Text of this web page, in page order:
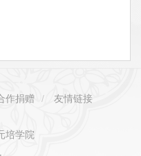
作捐赠 / 友情链接
培学院